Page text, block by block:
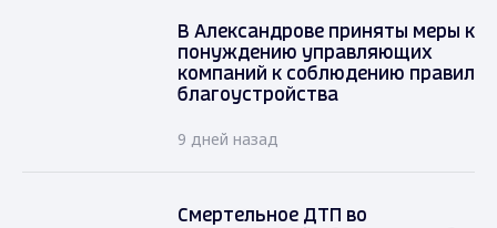
В Александрове приняты меры к
понуждению управляющих
компаний к соблюдению правил
благоустройства
9 дней назад
Смертельное ДТП во